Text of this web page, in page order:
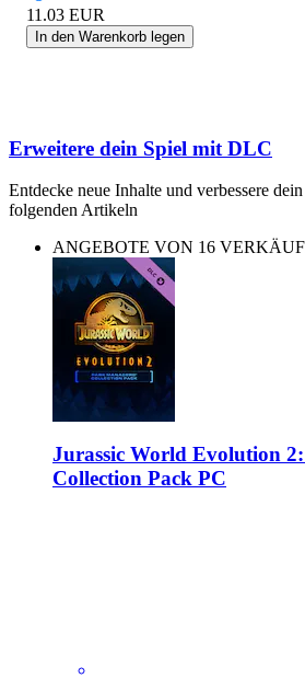
11.03 EUR
In den Warenkorb legen
Erweitere dein Spiel mit DLC
Entdecke neue Inhalte und verbessere
folgenden Artikeln
ANGEBOTE VON 16
Jurassic World Evolution
Collection Pack PC